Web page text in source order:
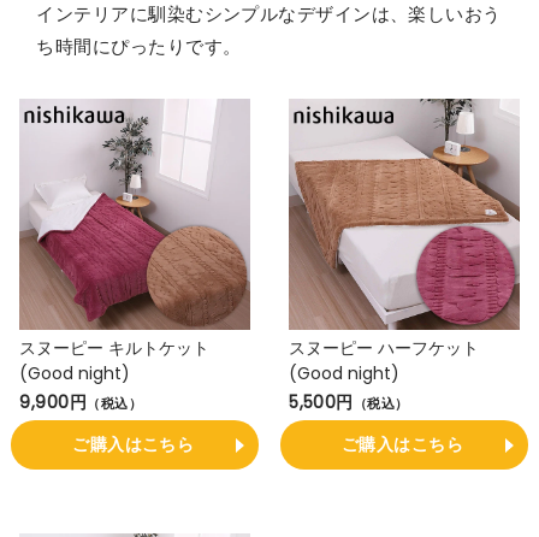
インテリアに馴染むシンプルなデザインは、楽しいおう
ち時間にぴったりです。
スヌーピー キルトケット
(Good night)
9,900円 （税込）
ご購入はこちら
スヌーピー ハーフケット
(Good night)
5,500円 （税込）
ご購入はこちら